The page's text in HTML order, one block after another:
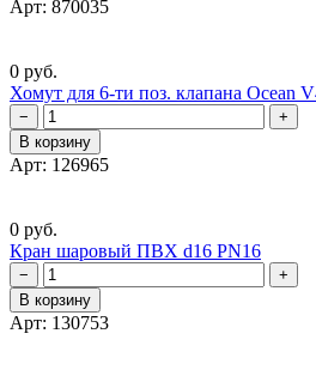
Арт: 870035
0 руб.
Хомут для 6-ти поз. клапана Ocean
−
+
В корзину
Арт: 126965
0 руб.
Кран шаровый ПВХ d16 PN16
−
+
В корзину
Арт: 130753